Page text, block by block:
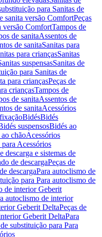
para Sanitas de
sanita versão ComfortPeças
versão ComfortTampos de
de sanitaAssentos de
de sanitaSanitas para
para criançasSanitas
suspensasSanitas de
para Sanitas de
para criançasPeças de
criançasTampos de
de sanitaAssentos de
de sanitaAcessórios
BidésBidés
suspensosBidés ao
chãoAcessórios
Acessórios
descarga e sistemas de
de descargaPeças de
descargaPara autoclismo de
para Para autoclismo de
de interior Geberit
autoclismo de interior
Geberit DeltaPeças de
Geberit DeltaPara
substituição para Para